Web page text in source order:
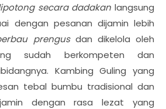
secara dadakan langsung
dengan pesanan dijamin lebih
prengusdan dikelola oleh
sudah berkompeten dan
Kambing Guling yang
tebal bumbu tradisional dan
dengan rasa lezat yang